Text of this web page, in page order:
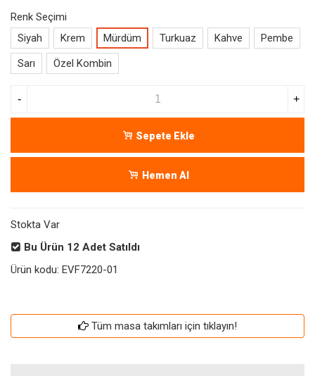
Renk Seçimi
Siyah
Krem Mürdüm Turkuaz Kahve
Pembe
Sarı
Özel Kombin
- +
Sepete Ekle
Hemen Al
Stokta Var
Bu Ürün 12 Adet Satıldı
Ürün kodu: EVF7220-01
Tüm masa takımları için tıklayın!